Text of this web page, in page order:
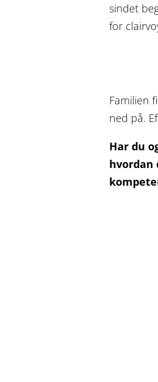
sindet
for
Familien
ned på.
Har du
hvordan